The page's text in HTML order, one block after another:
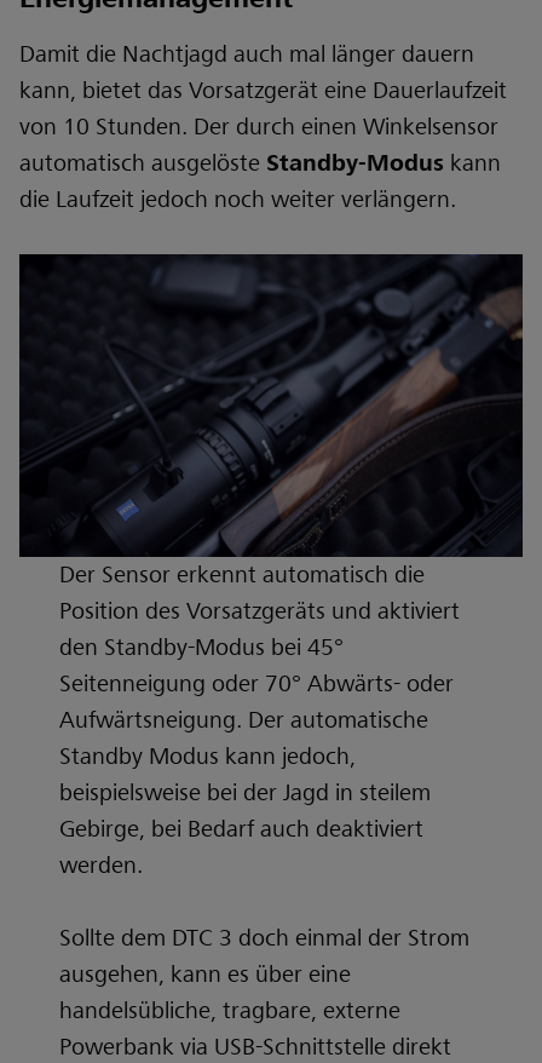
Damit die Nachtjagd auch mal länger dauern
kann, bietet das Vorsatzgerät eine Dauerlaufzeit
von 10 Stunden. Der durch einen Winkelsensor
automatisch ausgelöste Standby-Modus kann
die Laufzeit jedoch noch weiter verlängern.
Der Sensor erkennt automatisch die
Position des Vorsatzgeräts und aktiviert
den Standby-Modus bei 45°
Seitenneigung oder 70° Abwärts- oder
Aufwärtsneigung. Der automatische
Standby Modus kann jedoch,
beispielsweise bei der Jagd in steilem
Gebirge, bei Bedarf auch deaktiviert
werden.
Sollte dem DTC 3 doch einmal der Strom
ausgehen, kann es über eine
handelsübliche, tragbare, externe
Powerbank via USB-Schnittstelle direkt